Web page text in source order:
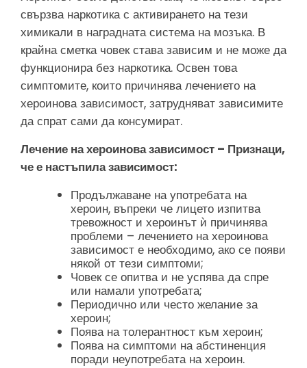
свързва наркотика с активирането на тези
химикали в наградната система на мозъка. В
крайна сметка човек става зависим и не може да
функционира без наркотика. Освен това
симптомите, които причинява лечението на
хероинова зависимост, затрудняват зависимите
да спрат сами да консумират.
Лечение на хероинова зависимост – Признаци,
че е настъпила зависимост:
Продължаване на употребата на
хероин, въпреки че лицето изпитва
тревожност и хероинът ѝ причинява
проблеми – лечението на хероинова
зависимост е необходимо, ако се появи
някой от тези симптоми;
Човек се опитва и не успява да спре
или намали употребата;
Периодично или често желание за
хероин;
Поява на толерантност към хероин;
Поява на симптоми на абстиненция
поради неупотребата на хероин.